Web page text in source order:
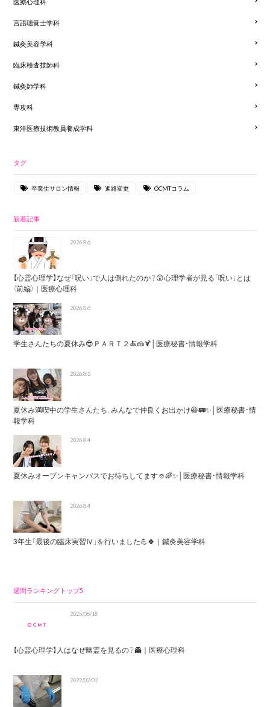
言語聴覚士学科
鍼灸美容学科
臨床検査技師科
鍼灸師学科
専攻科
東洋医療技術教員養成学科
タグ
卒業生サロン情報 進路変更 OCMTコラム
新着記事
2026.8.6
【心霊心理学】なぜ「呪い」で人は倒れたのか？😲心理学者が見る「呪い」とは
（前編）｜医療心理科
2026.8.6
学生さんたちの夏休み😎ＰＡＲＴ２🍝🍰🍹│医療秘書・情報学科
2026.8.5
夏休み満喫中の学生さんたち、みんなで仲良くお出かけ😆🚃✨│医療秘書・情
報学科
2026.8.4
夏休みオープンキャンパスでお待ちしてます☺️🌈✨│医療秘書・情報学科
2026.8.4
3年生「最後の臨床実習Ⅳ」を行いました💪🍀｜鍼灸美容学科
週間ランキングトップ5
2025/08/18
【心霊心理学】人はなぜ幽霊を見るの？👻｜医療心理科
2022/02/02